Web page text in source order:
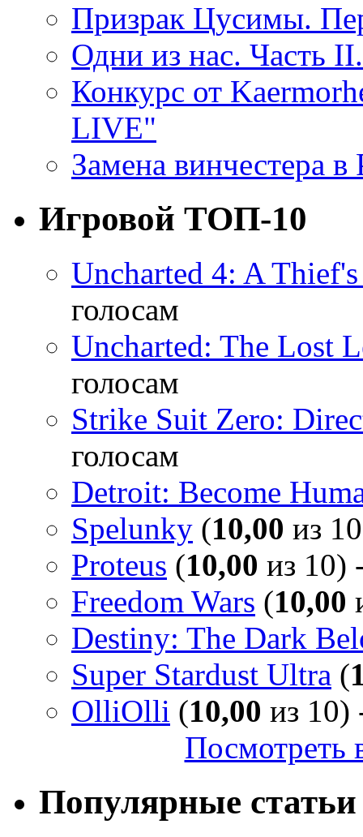
Призрак Цусимы.
Одни из нас. Часть
Конкурс от
LIVE"
Замена винчестера
Игровой ТОП-10
Uncharted 4: A
голосам
Uncharted: The Lost
голосам
Strike Suit Zero:
голосам
Detroit: Become
Spelunky (10,00 из
Proteus (10,00 из 10)
Freedom Wars (10,00
Destiny: The Dark
Super Stardust Ultra (
OlliOlli (10,00 из 10)
Посмотреть
Популярные статьи